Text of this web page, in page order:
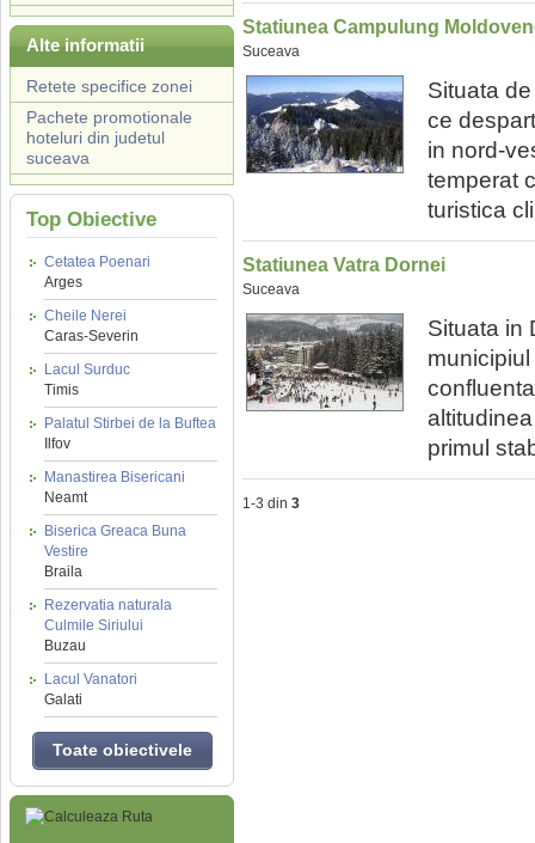
Alte informatii
Retete specifice zonei
Pachete promotionale
hoteluri din judetul
suceava
Top Obiective
Cetatea Poenari
Arges
Cheile Nerei
Caras-Severin
Lacul Surduc
Timis
Palatul Stirbei de la Buftea
Ilfov
Manastirea Bisericani
Neamt
Biserica Greaca Buna
Vestire
Braila
Rezervatia naturala
Culmile Siriului
Buzau
Lacul Vanatori
Galati
Toate obiectivele
Statiunea Campulung
Suceava
Situata
ce
in nord-
temperat
turistica
Statiunea Vatra Dornei
Suceava
Situata in
primul
1-3 din 3